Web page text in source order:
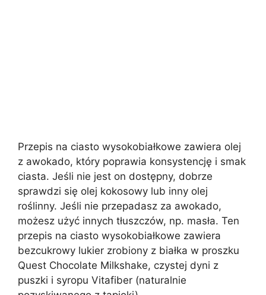
Przepis na ciasto wysokobiałkowe zawiera olej
z awokado, który poprawia konsystencję i smak
ciasta. Jeśli nie jest on dostępny, dobrze
sprawdzi się olej kokosowy lub inny olej
roślinny. Jeśli nie przepadasz za awokado,
możesz użyć innych tłuszczów, np. masła. Ten
przepis na ciasto wysokobiałkowe zawiera
bezcukrowy lukier zrobiony z białka w proszku
Quest Chocolate Milkshake, czystej dyni z
puszki i syropu Vitafiber (naturalnie